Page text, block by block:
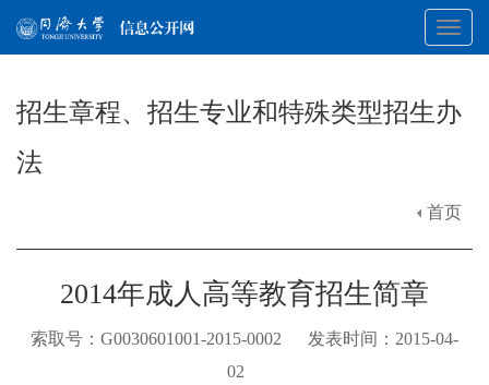
招生章程、招生专业和特殊类型招生办
法
首页
2014年成人高等教育招生简章
索取号：G0030601001-2015-0002 发表时间：2015-04-
02